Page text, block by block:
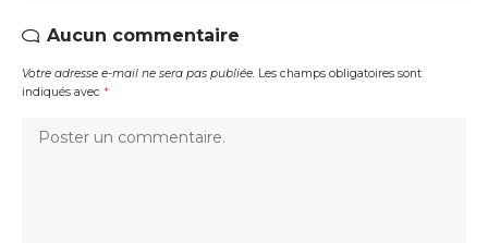
Aucun commentaire
Votre adresse e-mail ne sera pas publiée. Les champs obligatoires sont
indiqués avec *